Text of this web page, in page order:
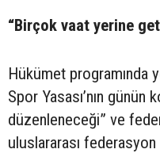
“Birçok vaat yerine
Hükümet programında
Spor Yasası’nın günün
düzenleneceği” ve
uluslararası